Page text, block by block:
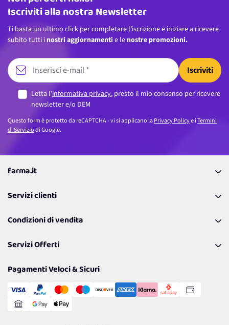
Iscriviti alla nostra Newsletter
Ti basta un ultimo click per completare l’iscrizione e iniziare a ricevere
subito tutti i nostri aggiornamenti e le nostre promozioni.
Iscriviti
Letta l’informativa privacy, presto il mio consenso per ricevere
newsletter e/o DEM
Questo form è protetto da reCAPTCHA - vi si applicano laPrivacy Policye iTermini
di Serviziodi Google.
farma.it
Coupon
Lavora con noi
Politiche per la parità di genere
Servizi clienti
Richiamami
Resi
Condizioni di vendita
Spedizioni
Cookie Policy
Gestisci Cookie
Servizi Offerti
Reso Facile e Veloce
Pagamenti Veloci & Sicuri